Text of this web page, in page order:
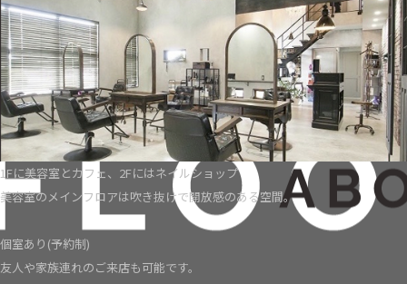
1Fに美容室とカフェ、2Fにはネイルショップ
美容室のメインフロアは吹き抜けで開放感のある空間。
個室あり(予約制)
友人や家族連れのご来店も可能です。